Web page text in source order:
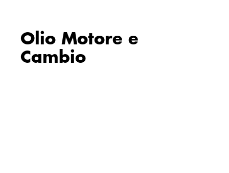
Olio Motore e
Cambio